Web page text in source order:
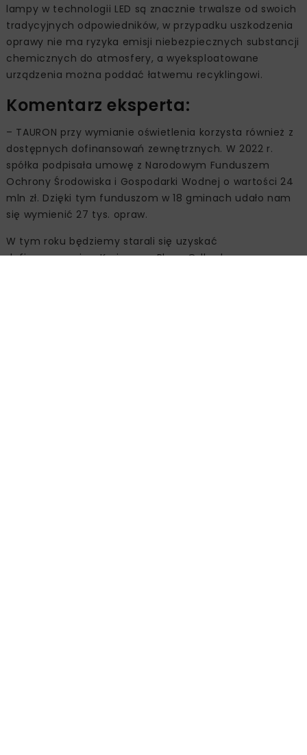
lampy w technologii LED są znacznie trwalsze od swoich
tradycyjnych odpowiedników, w przypadku uszkodzenia
oprawy nie ma ryzyka emisji niebezpiecznych substancji
chemicznych do atmosfery, a wyeksploatowane
urządzenia można poddać łatwemu recyklingowi.
Komentarz eksperta:
– TAURON przy wymianie oświetlenia korzysta również z
dostępnych dofinansowań zewnętrznych. W 2022 r.
spółka podpisała umowę z Narodowym Funduszem
Ochrony Środowiska i Gospodarki Wodnej o wartości 24
mln zł. Dzięki tym funduszom w 18 gminach udało nam
się wymienić 27 tys. opraw.
W tym roku będziemy starali się uzyskać
dofinansowanie z Krajowego Planu Odbudowy na